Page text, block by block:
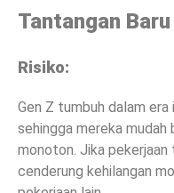
Tantangan Baru
Risiko:
Gen Z tumbuh dalam
sehingga mereka mudah
monoton. Jika
cenderung kehilangan